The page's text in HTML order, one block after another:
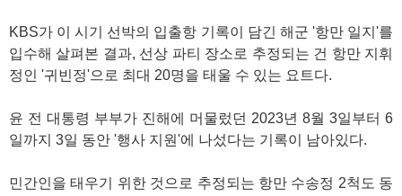
KBS가 이 시기 선박의 입출항 기록이 담긴 해군 '항만 일지'를
입수해 살펴본 결과, 선상 파티 장소로 추정되는 건 항만 지휘
정인 '귀빈정'으로 최대 20명을 태울 수 있는 요트다.
윤 전 대통령 부부가 진해에 머물렀던 2023년 8월 3일부터 6
일까지 3일 동안 '행사 지원'에 나섰다는 기록이 남아있다.
민간인을 태우기 위한 것으로 추정되는 항만 수송정 2척도 동